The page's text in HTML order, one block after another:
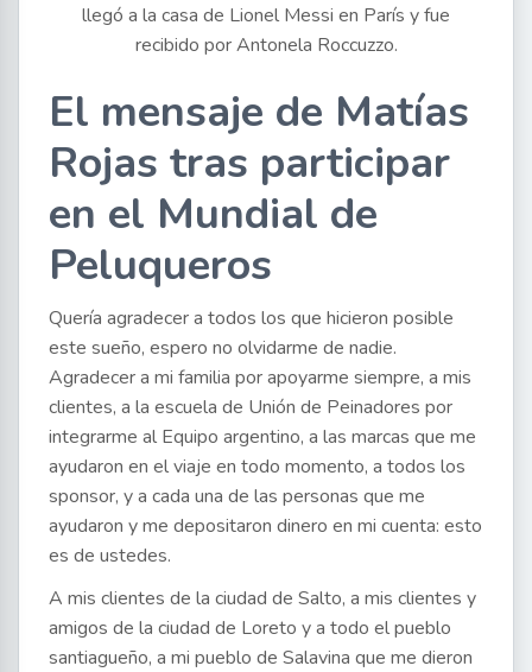
llegó a la casa de Lionel Messi en París y fue
recibido por Antonela Roccuzzo.
El mensaje de Matías
Rojas tras participar
en el Mundial de
Peluqueros
Quería agradecer a todos los que hicieron posible
este sueño, espero no olvidarme de nadie.
Agradecer a mi familia por apoyarme siempre, a mis
clientes, a la escuela de Unión de Peinadores por
integrarme al Equipo argentino, a las marcas que me
ayudaron en el viaje en todo momento, a todos los
sponsor, y a cada una de las personas que me
ayudaron y me depositaron dinero en mi cuenta: esto
es de ustedes.
A mis clientes de la ciudad de Salto, a mis clientes y
amigos de la ciudad de Loreto y a todo el pueblo
santiagueño, a mi pueblo de Salavina que me dieron